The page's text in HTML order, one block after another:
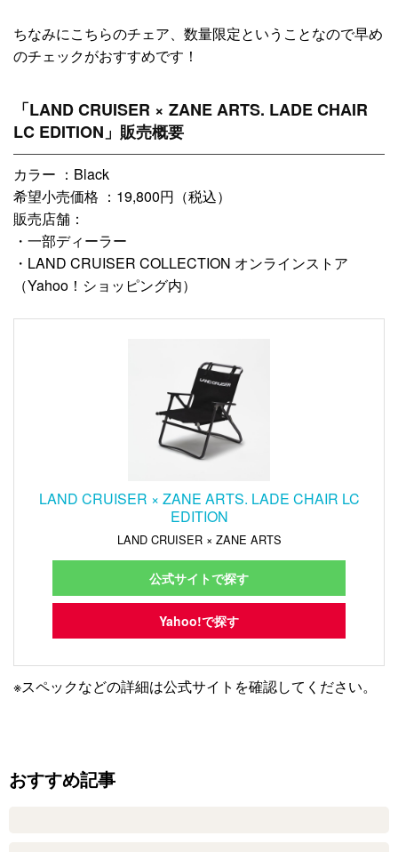
ちなみにこちらのチェア、数量限定ということなので早め
のチェックがおすすめです！
「LAND CRUISER × ZANE ARTS. LADE CHAIR
LC EDITION」販売概要
カラー ：Black
希望小売価格 ：19,800円（税込）
販売店舗：
・一部ディーラー
・LAND CRUISER COLLECTION オンラインストア
（Yahoo！ショッピング内）
LAND CRUISER × ZANE ARTS. LADE CHAIR LC
EDITION
LAND CRUISER × ZANE ARTS
公式サイトで探す
Yahoo!で探す
※スペックなどの詳細は公式サイトを確認してください。
おすすめ記事